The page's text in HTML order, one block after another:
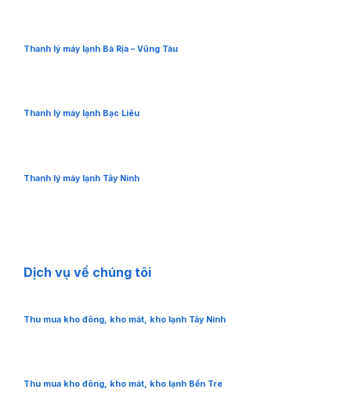
Thanh lý máy lạnh Bà Rịa – Vũng Tàu
Thanh lý máy lạnh Bạc Liêu
Thanh lý máy lạnh Tây Ninh
Dịch vụ về chúng tôi
Thu mua kho đông, kho mát, kho lạnh Tây Ninh
Thu mua kho đông, kho mát, kho lạnh Bến Tre